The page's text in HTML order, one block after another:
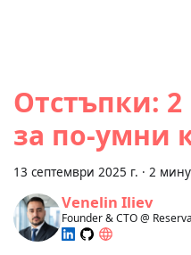
Отстъпки:
за по‑умни
13 септември 2025 г. · 2
Venelin Iliev
Founder & CTO @